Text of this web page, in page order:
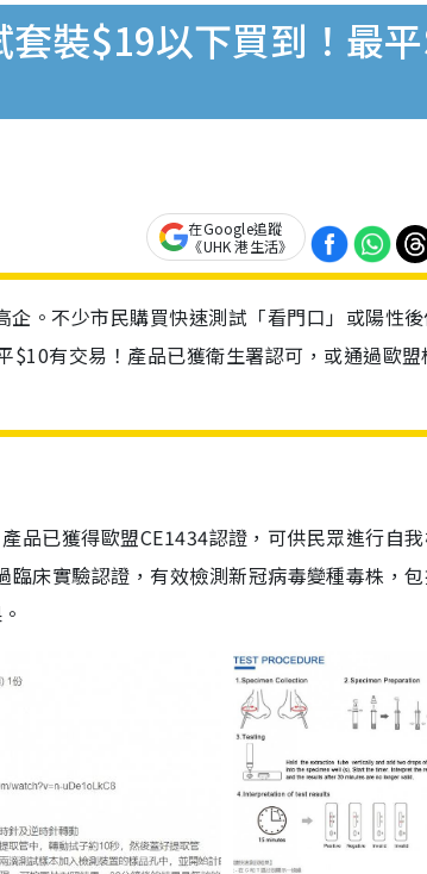
套裝$19以下買到！最
在Google追蹤
《UHK 港生活》
。不少市民購買快速測試「看門口」或陽性
有交易！產品已獲衛生署認可，或通過歐盟
品已獲得歐盟CE1434認證，可供民眾進行自
床實驗認證，有效檢測新冠病毒變種毒株，